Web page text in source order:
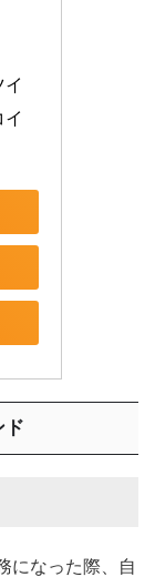
ド
になった際、自